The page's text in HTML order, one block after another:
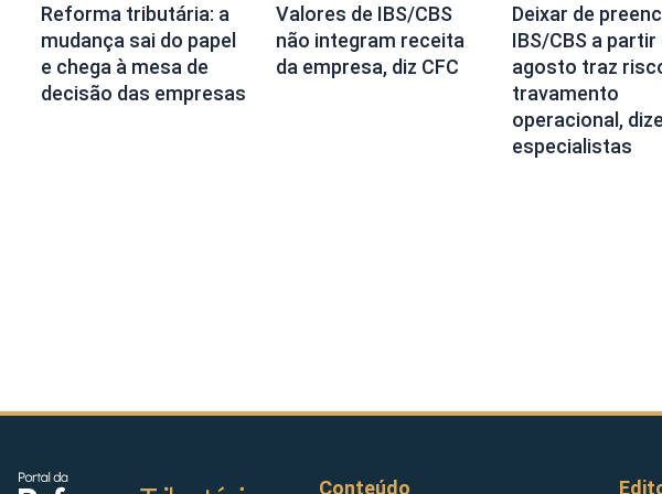
Reforma tributária: a
mudança sai do papel
e chega à mesa de
decisão das empresas
Valores de IBS/CBS
não integram receita
da empresa, diz CFC
Deixar de
IBS/CBS a partir
agosto traz
travamento
operacional,
especialistas
Conteúdo